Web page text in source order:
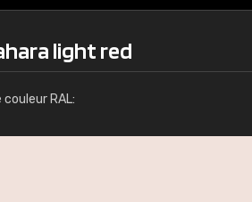
light red
RAL:
Infos / commande